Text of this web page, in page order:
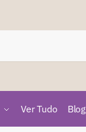
Ver Tudo Blog